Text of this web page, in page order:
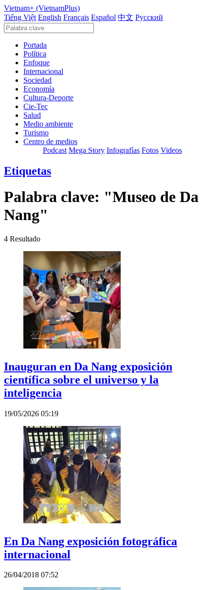
Vietnam+ (VietnamPlus)
Tiếng Việt English Français Español 中文 Русский
Portada
Política
Enfoque
Internacional
Sociedad
Economía
Cultura-Deporte
Cie-Tec
Salud
Medio ambiente
Turismo
Centro de medios
Podcast Mega Story Infografías Fotos Videos
Etiquetas
Palabra clave: "Museo de Da
Nang"
4 Resultado
Inauguran en Da Nang exposición
científica sobre el universo y la
inteligencia
19/05/2026 05:19
En Da Nang exposición fotográfica
internacional
26/04/2018 07:52